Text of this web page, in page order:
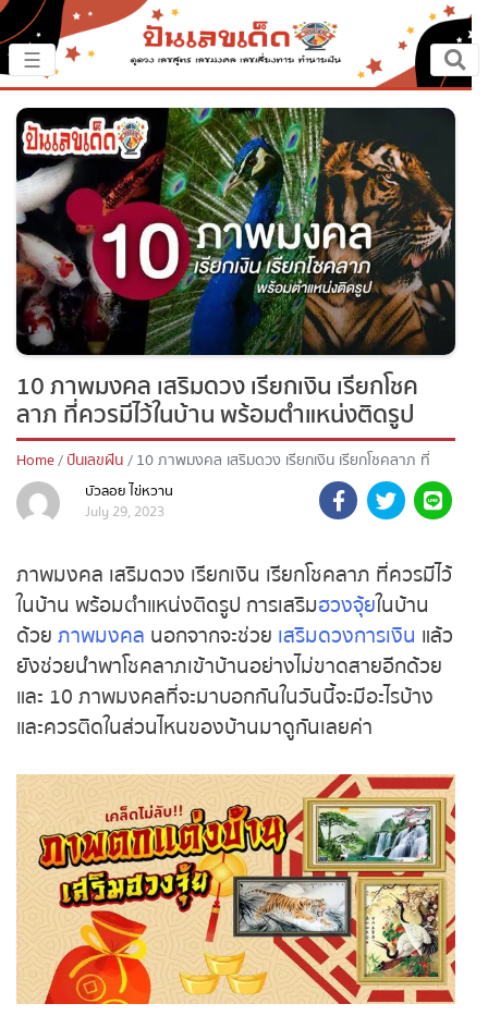
หน้าหลัก
ปันเรื่องเด็ด
ปันแนวทาง
ปันแหล่งเลข
ปันเลขฝัน
ตรวจเลข
หวยสด
ถ่ายทอดสดถ่ายทอดสดหวย
ถ่ายทอดสดหวยออมสิน
ถ่ายทอดสดหวยธกส.
ถ่ายทอดสดหวยลาว
ถ่ายทอดสดหวยลาว ซุปเปอร์
ถ่ายทอดสดหวยฮานอย
ถ่ายทอดสดหวยฮานอยพิเศษ
ถ่ายทอดสดหวยมาเลย์
×
☰
10 ภาพมงคล เสริมดวง เรียกเงิน เรียกโชค
ลาภ ที่ควรมีไว้ในบ้าน พร้อมตำแหน่งติดรูป
Home ปันเลขฝัน 10 ภาพมงคล เสริมดวง เรียกเงิน เรียกโชคลาภ ที่
ควรมีไว้ในบ้าน พร้อมตำแหน่งติดรูป
บัวลอย ไข่หวาน
July 29, 2023
ภาพมงคล เสริมดวง เรียกเงิน เรียกโชคลาภ ที่ควรมีไว้
ในบ้าน พร้อมตำแหน่งติดรูป การเสริมฮวงจุ้ยในบ้าน
ด้วย ภาพมงคล นอกจากจะช่วย เสริมดวงการเงิน แล้ว
ยังช่วยนำพาโชคลาภเข้าบ้านอย่างไม่ขาดสายอีกด้วย
และ 10 ภาพมงคลที่จะมาบอกกันในวันนี้จะมีอะไรบ้าง
และควรติดในส่วนไหนของบ้านมาดูกันเลยค่า